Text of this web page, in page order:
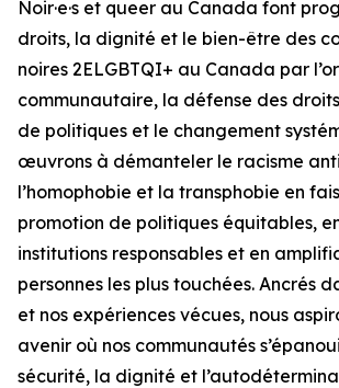
Noir·e·s et queer au Canada font
droits, la dignité et le bien-être des
noires 2ELGBTQI+ au Canada par
communautaire, la défense des
de politiques et le changement
œuvrons à démanteler le racisme
l’homophobie et la transphobie en
promotion de politiques équitables,
institutions responsables et en
personnes les plus touchées. Ancrés
et nos expériences vécues, nous
avenir où nos communautés
sécurité, la dignité et